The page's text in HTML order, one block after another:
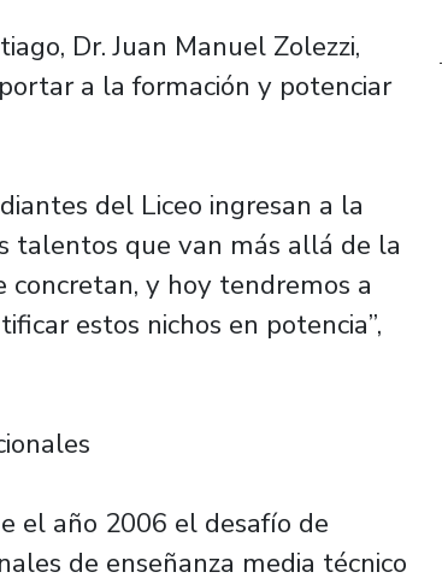
Dr. Juan Manuel Zolezzi,
a la formación y potenciar
del Liceo ingresan a la
talentos que van más allá de la
concretan, y hoy tendremos a
estos nichos en potencia”,
el año 2006 el desafío de
de enseñanza media técnico